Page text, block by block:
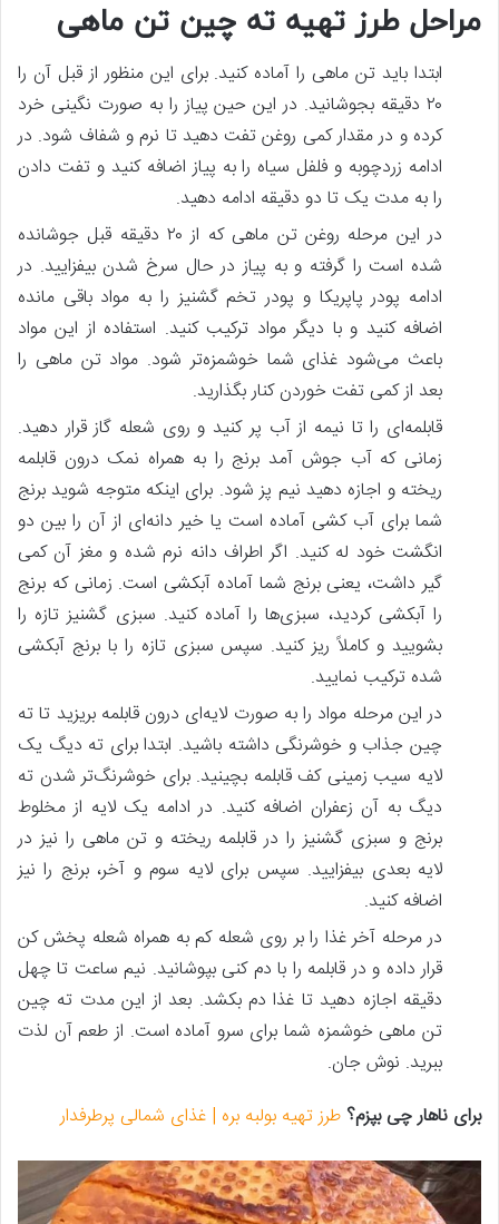
مراحل طرز تهیه ته چین تن ماهی
ابتدا باید تن ماهی را آماده کنید. برای این منظور از قبل آن را
۲۰ دقیقه بجوشانید. در این حین پیاز را به صورت نگینی خرد
کرده و در مقدار کمی روغن تفت دهید تا نرم و شفاف شود. در
ادامه زردچوبه و فلفل سیاه را به پیاز اضافه کنید و تفت دادن
را به مدت یک تا دو دقیقه ادامه دهید.
در این مرحله روغن تن ماهی که از ۲۰ دقیقه قبل جوشانده
شده است را گرفته و به پیاز در حال سرخ شدن بیفزایید. در
ادامه پودر پاپریکا و پودر تخم گشنیز را به مواد باقی مانده
اضافه کنید و با دیگر مواد ترکیب کنید. استفاده از این مواد
باعث می‌شود غذای شما خوشمزه‌تر شود. مواد تن ماهی را
بعد از کمی تفت خوردن کنار بگذارید.
قابلمه‌ای را تا نیمه از آب پر کنید و روی شعله گاز قرار دهید.
زمانی که آب جوش آمد برنج را به همراه نمک درون قابلمه
ریخته و اجازه دهید نیم پز شود. برای اینکه متوجه شوید برنج
شما برای آب کشی آماده است یا خیر دانه‌ای از آن را بین دو
انگشت خود له کنید. اگر اطراف دانه نرم شده و مغز آن کمی
گیر داشت، یعنی برنج شما آماده آبکشی است. زمانی که برنج
را آبکشی کردید، سبزی‌ها را آماده کنید. سبزی گشنیز تازه را
بشویید و کاملاً ریز کنید. سپس سبزی تازه را با برنج آبکشی
شده ترکیب نمایید.
در این مرحله مواد را به صورت لایه‌ای درون قابلمه بریزید تا ته
چین جذاب و خوشرنگی داشته باشید. ابتدا برای ته دیگ یک
لایه سیب زمینی کف قابلمه بچینید. برای خوشرنگ‌تر شدن ته
دیگ به آن زعفران اضافه کنید. در ادامه یک لایه از مخلوط
برنج و سبزی گشنیز را در قابلمه ریخته و تن ماهی را نیز در
لایه بعدی بیفزایید. سپس برای لایه سوم و آخر، برنج را نیز
اضافه کنید.
در مرحله آخر غذا را بر روی شعله کم به همراه شعله پخش کن
قرار داده و در قابلمه را با دم کنی بپوشانید. نیم ساعت تا چهل
دقیقه اجازه دهید تا غذا دم بکشد. بعد از این مدت ته چین
تن ماهی خوشمزه شما برای سرو آماده است. از طعم آن لذت
ببرید. نوش جان.
برای ناهار چی بپزم؟ طرز تهیه بولبه بره | غذای شمالی پرطرفدار